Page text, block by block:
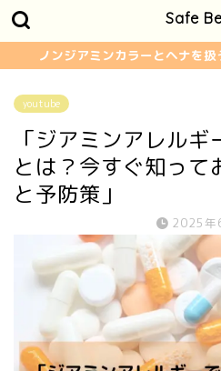
Safe
ノンジアミンカラーとヘナを
youtube
「ジアミンアレル
とは？今すぐ知って
と予防策」
2025年